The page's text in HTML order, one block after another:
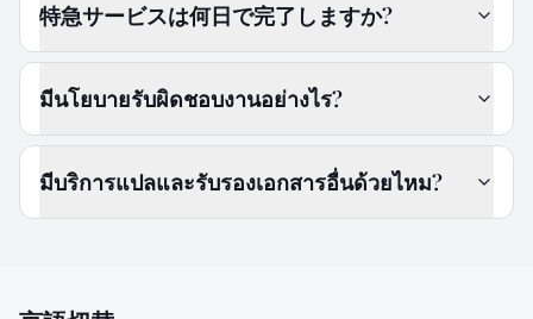
特急サービスは何日で完了しますか?
มีนโยบายรับผิดชอบงานอย่างไร?
มีบริการแปลและรับรองเอกสารอื่นด้วยไหม?